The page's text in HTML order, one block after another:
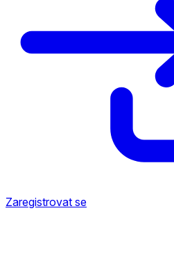
Zaregistrovat se